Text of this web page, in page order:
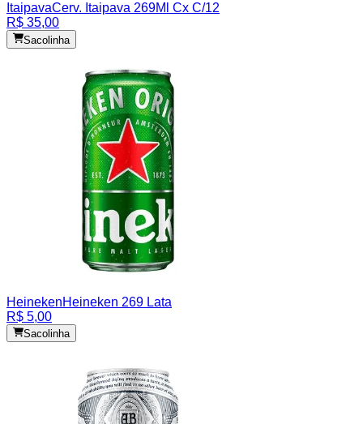
ItaipavaCerv. Itaipava 269Ml Cx C/12
R$ 35,00
Sacolinha
HeinekenHeineken 269 Lata
R$ 5,00
Sacolinha